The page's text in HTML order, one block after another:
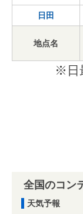
日田
地点名
※日
全国のコン
天気予報